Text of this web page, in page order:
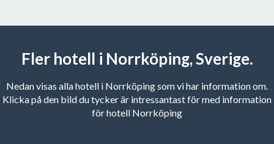
Fler hotell i Norrköping, Sverige.
Nedan visas alla hotell i Norrköping som vi har information om.
Klicka på den bild du tycker är intressantast för med information
för hotell Norrköping